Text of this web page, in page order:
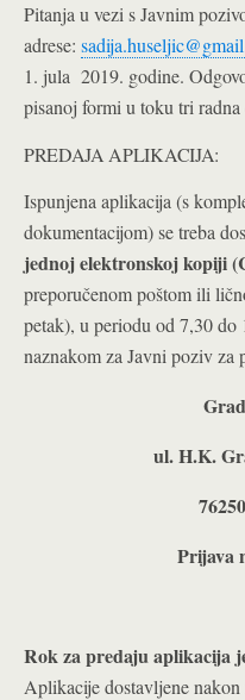
Pitanja u vezi s Javnim
adrese:
1. jula 2019. godine.
pisanoj formi u toku tri
PREDAJA APLIKACIJA:
Ispunjena aplikacija (s
dokumentacijom) se treba
jednoj elektronskoj kopiji
preporučenom poštom ili
petak), u periodu od 7,30 do
naznakom za Javni poziv za
ul.H.K.
Prijava
Rok za predaju aplikacija
Aplikacije dostavljene